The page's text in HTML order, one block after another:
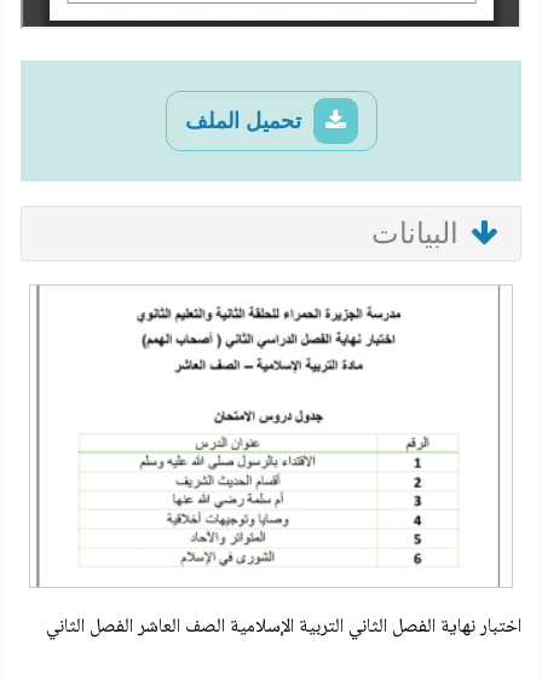
تحميل الملف
البيانات
اختبار نهاية الفصل الثاني التربية الإسلامية الصف العاشر الفصل الثاني